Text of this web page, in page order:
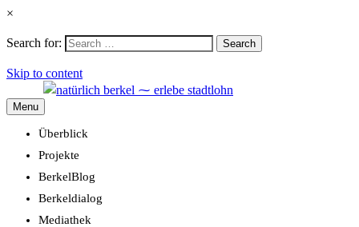
×
Search for: Search
Skip to content
Menu
Überblick
Projekte
BerkelBlog
Berkeldialog
Mediathek